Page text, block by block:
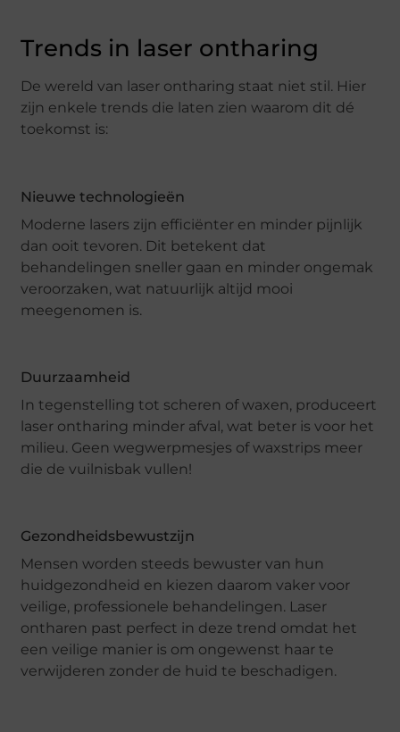
Trends in laser ontharing
De wereld van laser ontharing staat niet stil. Hier
zijn enkele trends die laten zien waarom dit dé
toekomst is:
Nieuwe technologieën
Moderne lasers zijn efficiënter en minder pijnlijk
dan ooit tevoren. Dit betekent dat
behandelingen sneller gaan en minder ongemak
veroorzaken, wat natuurlijk altijd mooi
meegenomen is.
Duurzaamheid
In tegenstelling tot scheren of waxen, produceert
laser ontharing minder afval, wat beter is voor het
milieu. Geen wegwerpmesjes of waxstrips meer
die de vuilnisbak vullen!
Gezondheidsbewustzijn
Mensen worden steeds bewuster van hun
huidgezondheid en kiezen daarom vaker voor
veilige, professionele behandelingen. Laser
ontharen past perfect in deze trend omdat het
een veilige manier is om ongewenst haar te
verwijderen zonder de huid te beschadigen.